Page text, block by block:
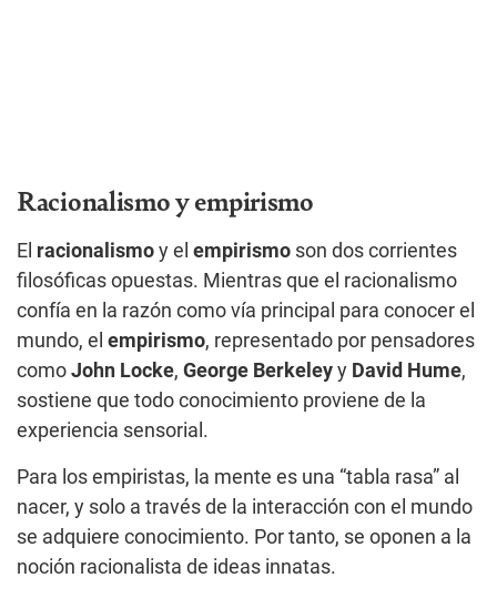
Racionalismo y empirismo
El racionalismo y el empirismo son dos corrientes
filosóficas opuestas. Mientras que el racionalismo
confía en la razón como vía principal para conocer el
mundo, el empirismo, representado por pensadores
como John Locke, George Berkeley y David Hume,
sostiene que todo conocimiento proviene de la
experiencia sensorial.
Para los empiristas, la mente es una “tabla rasa” al
nacer, y solo a través de la interacción con el mundo
se adquiere conocimiento. Por tanto, se oponen a la
noción racionalista de ideas innatas.